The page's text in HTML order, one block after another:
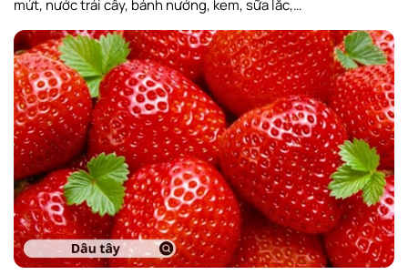
mứt, nước trái cây, bánh nướng, kem, sữa lắc,…